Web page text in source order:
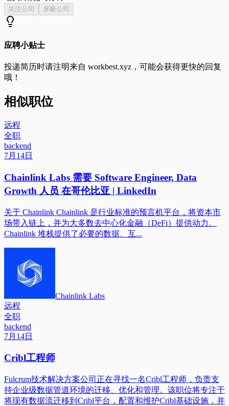
关注公司 屏蔽公司
应聘小贴士
投递简历时请注明来自 workbest.xyz ，可能会获得更快的回复
哦！
相似职位
远程
全职
backend
7月14日
Chainlink Labs 需要 Software Engineer, Data
Growth 人员 在哥伦比亚 | LinkedIn
关于 Chainlink Chainlink 是行业标准的预言机平台，将资本市
场带入链上，并为大多数去中心化金融（DeFi）提供动力。
Chainlink 堆栈提供了必要的数据、互...
Chainlink Labs
远程
全职
backend
7月14日
Cribl工程师
Fulcrum技术解决方案公司正在寻找一名Cribl工程师，负责支
持企业级数据管道环境的迁移、优化和管理。该职位将专注于
将现有数据流迁移到Cribl平台，配置和维护Cribl基础设施，并